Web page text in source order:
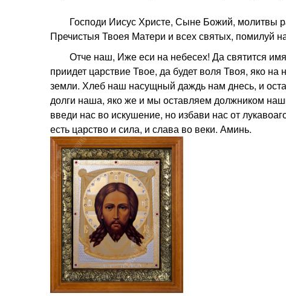
Господи Иисус Христе, Сыне Божий, молитвы
Пречистыя Твоея Матери и всех святых, помилуй
Отче наш, Иже еси на небесех! Да святится
приидет царствие Твое, да будет воля Твоя, яко на
земли. Хлеб наш насущный даждь нам днесь, и
долги наша, яко же и мы оставляем должником
введи нас во искушение, но избави нас от
есть царство и сила, и слава во веки. Аминь.